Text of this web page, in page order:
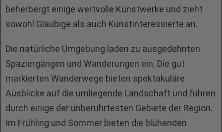
beherbergt einige wertvolle Kunstwerke und zieht
sowohl Gläubige als auch Kunstinteressierte an.
Die natürliche Umgebung laden zu ausgedehnten
Spaziergängen und Wanderungen ein. Die gut
markierten Wanderwege bieten spektakuläre
Ausblicke auf die umliegende Landschaft und führen
durch einige der unberührtesten Gebiete der Region.
Im Frühling und Sommer bieten die blühenden